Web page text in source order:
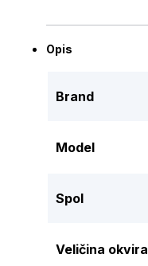
Opis
Brand
Model
Spol
Veličina okvira